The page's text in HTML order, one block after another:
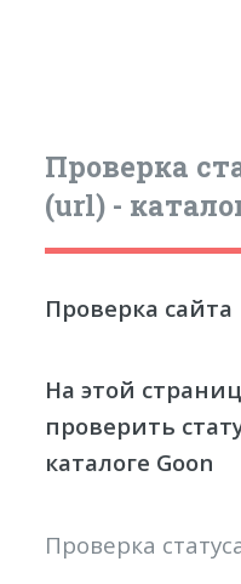
Проверка
(url) -
Проверка сайта
На этой
проверить
каталоге Goon
Проверка